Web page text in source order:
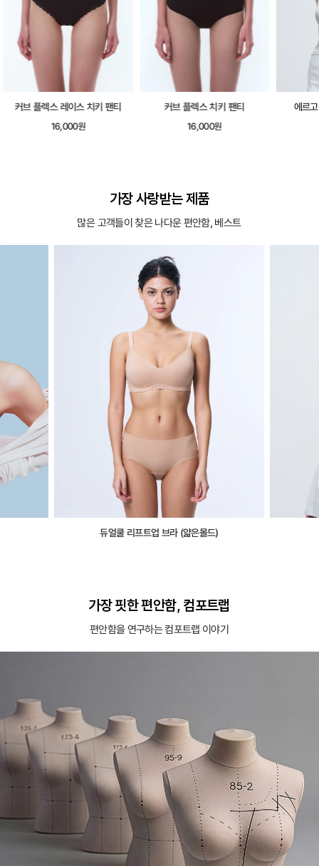
커브 플렉스 레이스 치키 팬티
16,000원
커브 플렉스 치키 팬티
16,000원
에르
가장 사랑받는 제품
많은 고객들이 찾은 나다운 편안함, 베스트
듀얼쿨 리프트업 브라 (얇은몰드)
가장 핏한 편안함, 컴포트랩
편안함을 연구하는 컴포트랩 이야기